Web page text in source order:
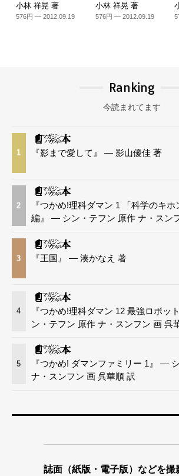
小林 祥晃 著
576円 — 2012.09.19
小林 祥晃 著
576円 — 2012.09.19
Ranking
今読まれてます
1 『影まで愛して』 — 影山優佳 著
2
『つかめ!理科ダマン 1 「科学のキホ
編』 — シン・テフン 原作 ナ・スン
3 『王国』 — 湊かなえ 著
4
『つかめ!理科ダマン 12 最強ロボッ
ン・テフン 原作 ナ・スンフン 画 呉
5
『つかめ! ダマンファミリー 1』 —
ナ・スンフン 画 呉華順 訳
誌面（紙版・電子版）などを撮